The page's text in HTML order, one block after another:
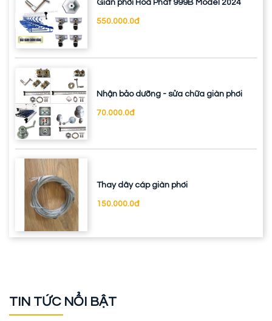
Giàn phơi Hoà Phát 999B Model 2024
550.000.0đ
Nhận bảo dưỡng - sửa chữa giàn phơi
70.000.0đ
Thay dây cáp giàn phơi
150.000.0đ
TIN TỨC NỔI BẬT